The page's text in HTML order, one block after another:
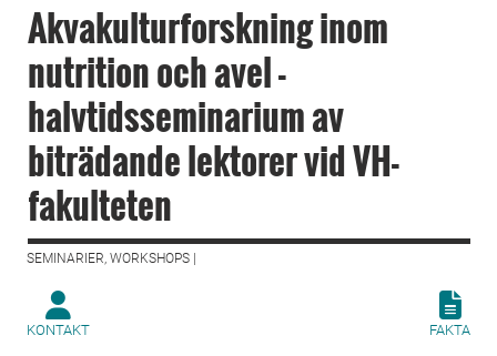
Akvakulturforskning inom
nutrition och avel -
halvtidsseminarium av
biträdande lektorer vid VH-
fakulteten
SEMINARIER, WORKSHOPS |
KONTAKT FAKTA